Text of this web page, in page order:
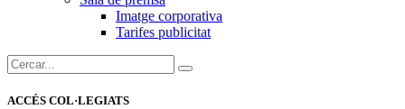
Imatge corporativa
Tarifes publicitat
Cercar:
ACCÉS COL·LEGIATS